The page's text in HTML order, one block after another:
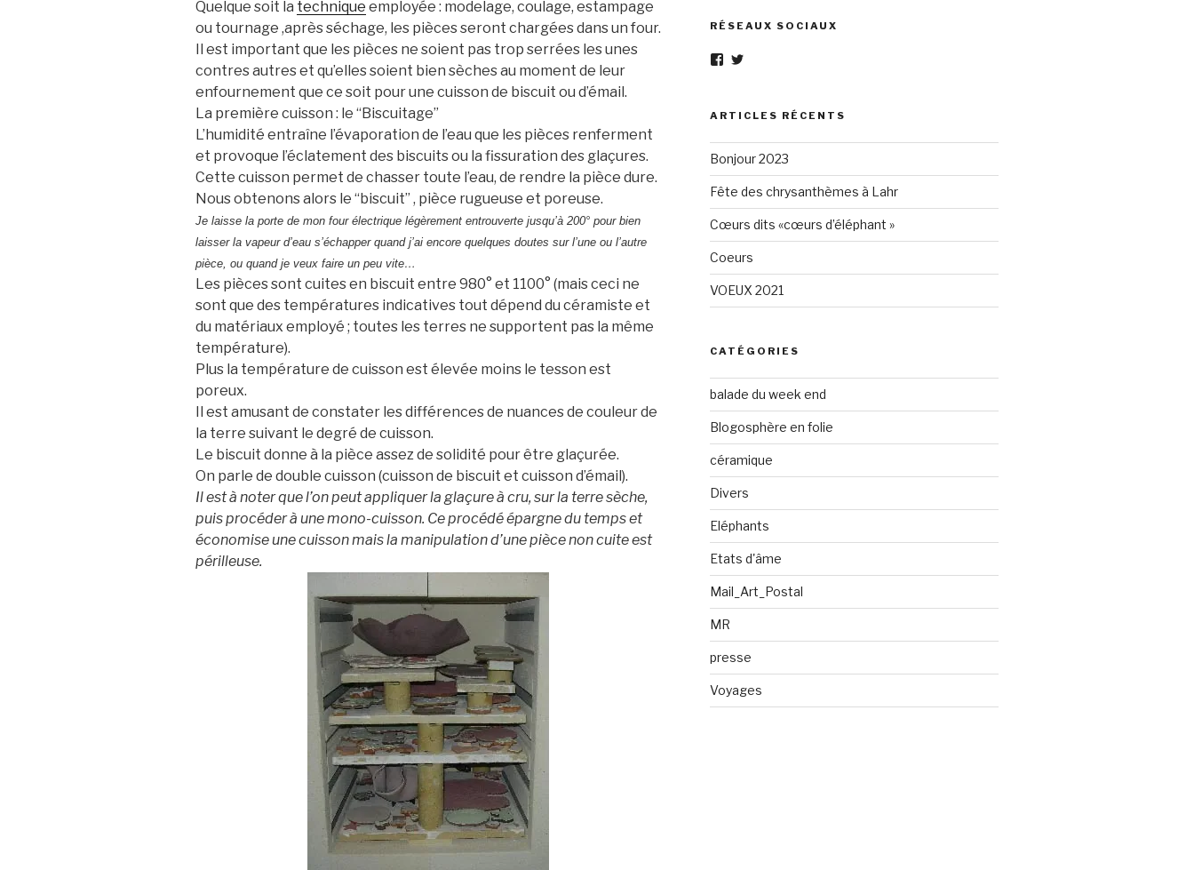
Quelque soit la technique employée : modelage, coulage, estampage
ou tournage ,après séchage, les pièces seront chargées dans un four.
Il est important que les pièces ne soient pas trop serrées les unes
contres autres et qu’elles soient bien sèches au moment de leur
enfournement que ce soit pour une cuisson de biscuit ou d’émail.
La première cuisson : le “Biscuitage”
L’humidité entraîne l’évaporation de l’eau que les pièces renferment
et provoque l’éclatement des biscuits ou la fissuration des glaçures.
Cette cuisson permet de chasser toute l’eau, de rendre la pièce dure.
Nous obtenons alors le “biscuit” , pièce rugueuse et poreuse.
Je laisse la porte de mon four électrique légèrement entrouverte jusqu’à 200° pour bien
laisser la vapeur d’eau s’échapper quand j’ai encore quelques doutes sur l’une ou l’autre
pièce, ou quand je veux faire un peu vite…
Les pièces sont cuites en biscuit entre 980° et 1100° (mais ceci ne
sont que des températures indicatives tout dépend du céramiste et
du matériaux employé ; toutes les terres ne supportent pas la même
température).
Plus la température de cuisson est élevée moins le tesson est
poreux.
Il est amusant de constater les différences de nuances de couleur de
la terre suivant le degré de cuisson.
Le biscuit donne à la pièce assez de solidité pour être glaçurée.
On parle de double cuisson (cuisson de biscuit et cuisson d’émail).
Il est à noter que l’on peut appliquer la glaçure à cru, sur la terre sèche,
puis procéder à une mono-cuisson. Ce procédé épargne du temps et
économise une cuisson mais la manipulation d’une pièce non cuite est
périlleuse.
RÉSEAUX SOCIAUX
Voir
Eléphant-
160596147294205
sur
Facebook
Voir
elephantgris
Twitter
ARTICLES RÉCENTS
Bonjour 2023
Fête des chrysanthèmes à Lahr
Cœurs dits «cœurs d’éléphant »
Coeurs
VOEUX 2021
CATÉGORIES
balade du week end
Blogosphère en folie
céramique
Divers
Eléphants
Etats d'âme
Mail_Art_Postal
MR
presse
Voyages